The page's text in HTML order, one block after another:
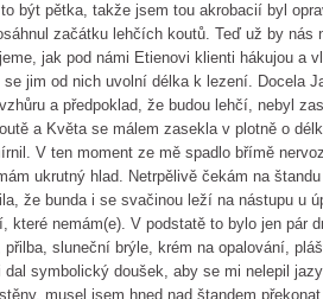
být pětka, takže jsem tou akrobacií byl
začátku lehčích koutů. Teď už by
jak pod námi Etienovi klienti hákujou a
jim od nich uvolní délka k lezení. Docela
a předpoklad, že budou lehčí, nebyl
a Květa se málem zasekla v plotně o
V ten moment ze mě spadlo břímě
ukrutný hlad. Netrpělivě čekám na
že bunda i se svačinou leží na nástupu u
které nemám(e). V podstatě to bylo jen pár
sluneční brýle, krém na opalování,
symbolický doušek, aby se mi nelepil
musel jsem hned nad štandem